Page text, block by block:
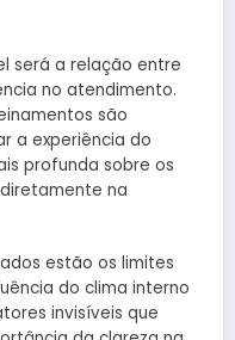
será a relação entre
no atendimento.
são
a experiência do
profunda sobre os
na
estão os limites
do clima interno
invisíveis que